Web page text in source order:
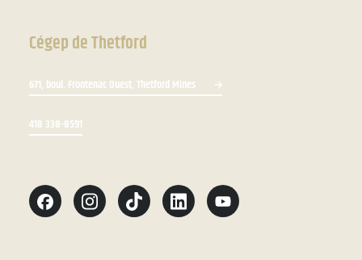
Cégep de Thetford
671, boul. Frontenac Ouest, Thetford Mines
418 338-8591